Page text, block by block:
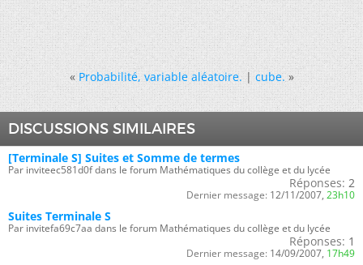
« Probabilité, variable aléatoire.|cube. »
DISCUSSIONS SIMILAIRES
[Terminale S] Suites et Somme de termes
Par inviteec581d0f dans le forum Mathématiques du collège et du lycée
Réponses: 2
Dernier message: 12/11/2007, 23h10
Suites Terminale S
Par invitefa69c7aa dans le forum Mathématiques du collège et du lycée
Réponses: 1
Dernier message: 14/09/2007, 17h49